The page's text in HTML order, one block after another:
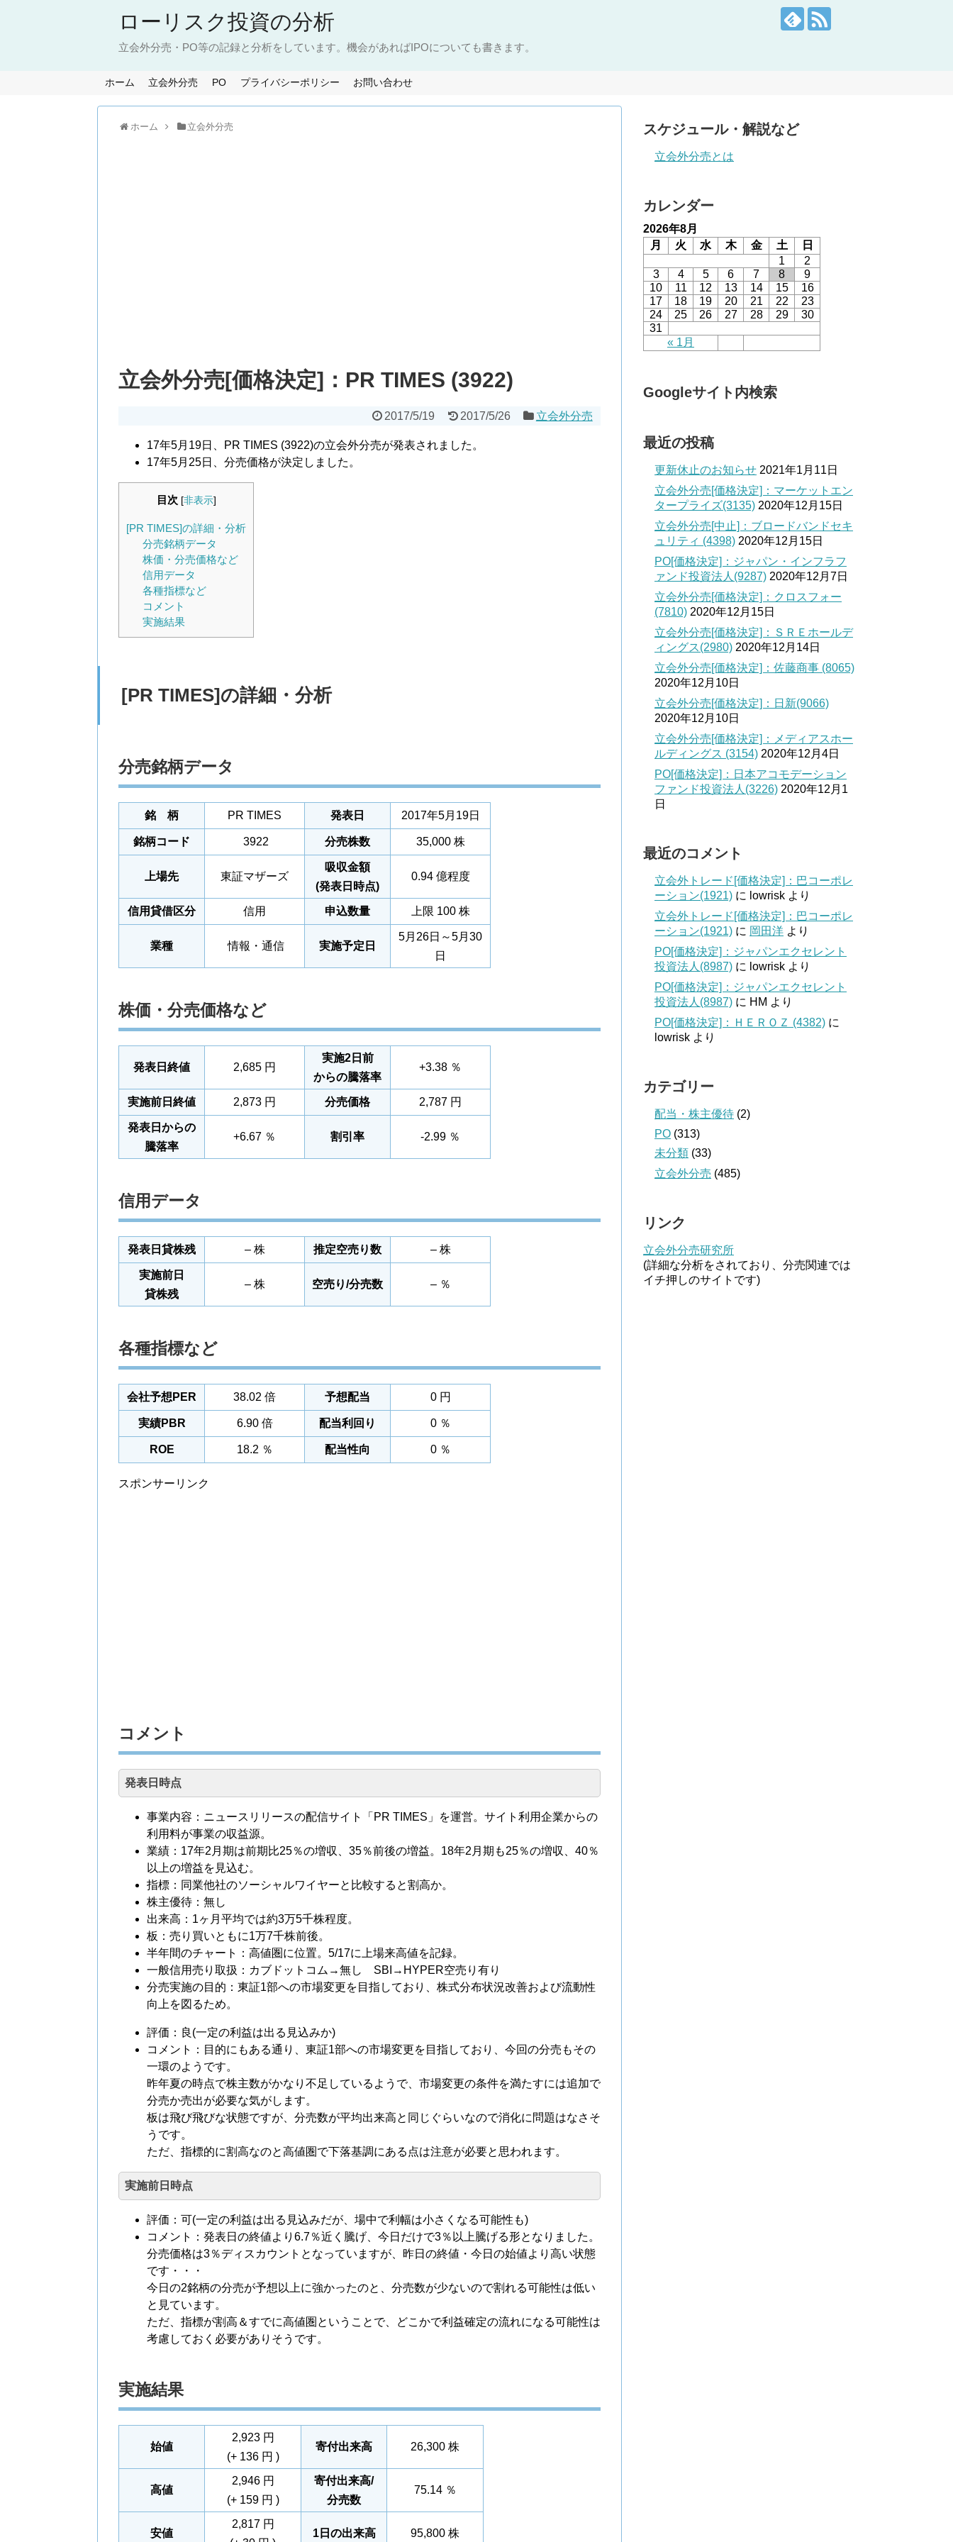
ローリスク投資の分析
立会外分売・PO等の記録と分析をしています。機会があればIPOについても書きます。
ホーム 立会外分売 PO プライバシーポリシー お問い合わせ
ホーム 立会外分売
立会外分売[価格決定]：PR TIMES (3922)
2017/5/19 2017/5/26 立会外分売
17年5月19日、PR TIMES (3922)の立会外分売が発表されました。
17年5月25日、分売価格が決定しました。
目次 [非表示]
[PR TIMES]の詳細・分析
分売銘柄データ
株価・分売価格など
信用データ
各種指標など
コメント
実施結果
[PR TIMES]の詳細・分析
分売銘柄データ
銘 柄 PR TIMES 発表日 2017年5月19日
銘柄コード 3922 分売株数 35,000 株
上場先 東証マザーズ
吸収金額
(発表日時点)
0.94 億程度
信用貸借区分 信用 申込数量 上限 100 株
業種 情報・通信 実施予定日
5月26日～5月30
日
株価・分売価格など
発表日終値 2,685 円
実施2日前
からの騰落率
+3.38 ％
実施前日終値 2,873 円 分売価格 2,787 円
発表日からの
騰落率
+6.67 ％ 割引率 -2.99 ％
信用データ
発表日貸株残 – 株 推定空売り数 – 株
実施前日
貸株残
– 株 空売り/分売数 – ％
各種指標など
会社予想PER 38.02 倍 予想配当 0 円
実績PBR 6.90 倍 配当利回り 0 ％
ROE 18.2 ％ 配当性向 0 ％
スポンサーリンク
コメント
発表日時点
事業内容：ニュースリリースの配信サイト「PR TIMES」を運営。サイト利用企業からの
利用料が事業の収益源。
業績：17年2月期は前期比25％の増収、35％前後の増益。18年2月期も25％の増収、40％
以上の増益を見込む。
指標：同業他社のソーシャルワイヤーと比較すると割高か。
株主優待：無し
出来高：1ヶ月平均では約3万5千株程度。
板：売り買いともに1万7千株前後。
半年間のチャート：高値圏に位置。5/17に上場来高値を記録。
一般信用売り取扱：カブドットコム→無し SBI→HYPER空売り有り
分売実施の目的：東証1部への市場変更を目指しており、株式分布状況改善および流動性
向上を図るため。
評価：良(一定の利益は出る見込みか)
コメント：目的にもある通り、東証1部への市場変更を目指しており、今回の分売もその
一環のようです。
昨年夏の時点で株主数がかなり不足しているようで、市場変更の条件を満たすには追加で
分売か売出が必要な気がします。
板は飛び飛びな状態ですが、分売数が平均出来高と同じぐらいなので消化に問題はなさそ
うです。
ただ、指標的に割高なのと高値圏で下落基調にある点は注意が必要と思われます。
実施前日時点
評価：可(一定の利益は出る見込みだが、場中で利幅は小さくなる可能性も)
コメント：発表日の終値より6.7％近く騰げ、今日だけで3％以上騰げる形となりました。
分売価格は3％ディスカウントとなっていますが、昨日の終値・今日の始値より高い状態
です・・・
今日の2銘柄の分売が予想以上に強かったのと、分売数が少ないので割れる可能性は低い
と見ています。
ただ、指標が割高＆すでに高値圏ということで、どこかで利益確定の流れになる可能性は
考慮しておく必要がありそうです。
実施結果
始値
2,923 円
(+ 136 円 )
寄付出来高 26,300 株
高値
2,946 円
(+ 159 円 )
寄付出来高/
分売数
75.14 ％
安値
2,817 円
1日の出来高 95,800 株
スケジュール・解説など
立会外分売とは
カレンダー
2026年8月
月
火 水 木 金 土 日
« 1月
1
2
3
4 5 6 7 8
9
10
11 12 13 14 15
16
17
18 19 20 21 22
23
24
25 26 27 28 29
30
31
Googleサイト内検索
最近の投稿
更新休止のお知らせ 2021年1月11日
立会外分売[価格決定]：マーケットエン
タープライズ(3135) 2020年12月15日
立会外分売[中止]：ブロードバンドセキ
ュリティ (4398) 2020年12月15日
PO[価格決定]：ジャパン・インフラフ
ァンド投資法人(9287) 2020年12月7日
立会外分売[価格決定]：クロスフォー
(7810) 2020年12月15日
立会外分売[価格決定]：ＳＲＥホールデ
ィングス(2980) 2020年12月14日
立会外分売[価格決定]：佐藤商事 (8065)
2020年12月10日
立会外分売[価格決定]：日新(9066)
2020年12月10日
立会外分売[価格決定]：メディアスホー
ルディングス (3154) 2020年12月4日
PO[価格決定]：日本アコモデーション
ファンド投資法人(3226) 2020年12月1
日
最近のコメント
立会外トレード[価格決定]：巴コーポレ
ーション(1921) に lowrisk より
立会外トレード[価格決定]：巴コーポレ
ーション(1921) に 岡田洋 より
PO[価格決定]：ジャパンエクセレント
投資法人(8987) に lowrisk より
PO[価格決定]：ジャパンエクセレント
投資法人(8987) に HM より
PO[価格決定]：ＨＥＲＯＺ (4382) に
lowrisk より
カテゴリー
配当・株主優待 (2)
PO (313)
未分類 (33)
立会外分売 (485)
リンク
立会外分売研究所
(詳細な分析をされており、分売関連では
イチ押しのサイトです)